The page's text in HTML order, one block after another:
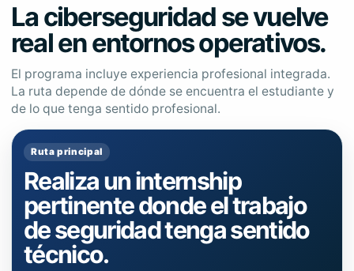
La ciberseguridad se vuelve
real en entornos operativos.
El programa incluye experiencia profesional integrada.
La ruta depende de dónde se encuentra el estudiante y
de lo que tenga sentido profesional.
Ruta principal
Realiza un internship
pertinente donde el trabajo
de seguridad tenga sentido
técnico.